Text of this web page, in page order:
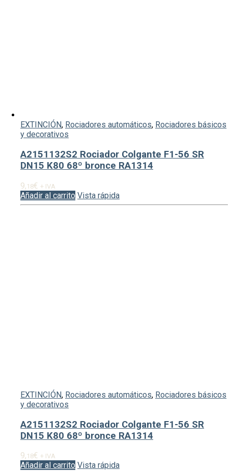
EXTINCIÓN, Rociadores automáticos, Rociadores básicos
y decorativos
A2151132S2 Rociador Colgante F1-56 SR
DN15 K80 68º bronce RA1314
9,18€ + IVA
Añadir al carrito Vista rápida
EXTINCIÓN, Rociadores automáticos, Rociadores básicos
y decorativos
A2151132S2 Rociador Colgante F1-56 SR
DN15 K80 68º bronce RA1314
9,18€ + IVA
Añadir al carrito Vista rápida